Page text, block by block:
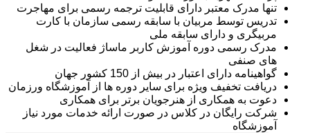
تنها مدرک معتبر دارای قابلیت ترجمه رسمی برای مهاجرت
تدریس توسط مربیان با سابقه رسمی سازمان با کارت
مربیگری و دارای سابقه ملی
مدرک رسمی دوره آموزش کاربر ماساژ فعالیت در شغل
های صنفی
گواهینامه دارای اعتبار در بیش از 150 کشور جهان
دریافت تخفیف ویژه برای سایر دوره ها از آموزشگاه ورزمان
دعوت به همکاری از هنرجویان برتر برای همکاری
شرکت رایگان در کلاس در صورت ارائه خدمات مورد نیاز
آموزشگاه